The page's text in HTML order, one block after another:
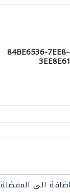
84BE6536-
الى المفضلة